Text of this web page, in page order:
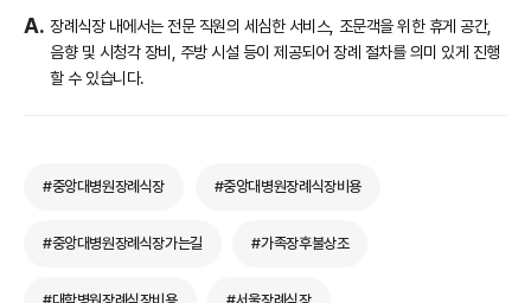
장례식장 내에서는 전문 직원의 세심한 서비스, 조문객을 위한 휴게 공간,
음향 및 시청각 장비, 주방 시설 등이 제공되어 장례 절차를 의미 있게 진행
할 수 있습니다.
#중앙대병원장례식장 #중앙대병원장례식장비용
#중앙대병원장례식장가는길 #가족장후불상조